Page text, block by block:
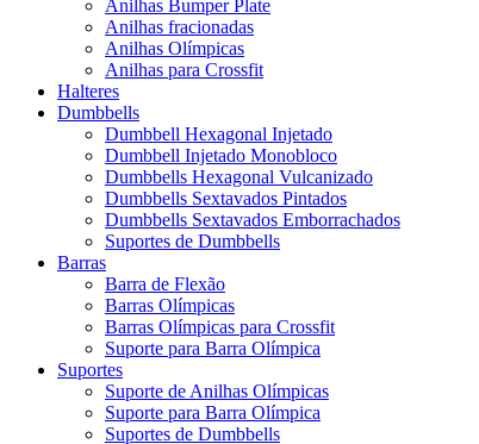
Anilhas Bumper Plate
Anilhas fracionadas
Anilhas Olímpicas
Anilhas para Crossfit
Halteres
Dumbbells
Dumbbell Hexagonal Injetado
Dumbbell Injetado Monobloco
Dumbbells Hexagonal Vulcanizado
Dumbbells Sextavados Pintados
Dumbbells Sextavados Emborrachados
Suportes de Dumbbells
Barras
Barra de Flexão
Barras Olímpicas
Barras Olímpicas para Crossfit
Suporte para Barra Olímpica
Suportes
Suporte de Anilhas Olímpicas
Suporte para Barra Olímpica
Suportes de Dumbbells